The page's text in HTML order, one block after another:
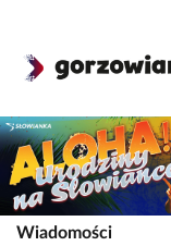
Wiadomości